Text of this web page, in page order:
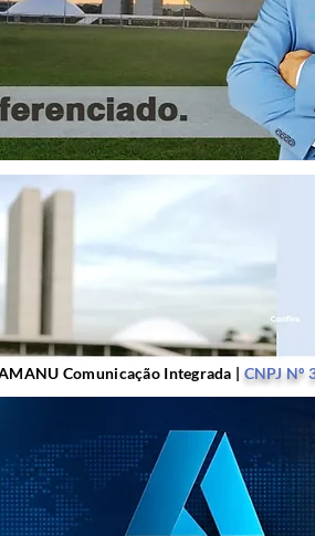
Comunicação Integrada |
Comunicação Integrada | CNPJ Nº